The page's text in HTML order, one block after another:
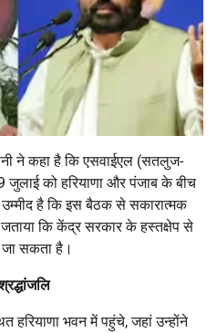
ने कहा है कि एसवाईएल (सतलुज-
जुलाई को हरियाणा और पंजाब के बीच
है कि इस बैठक से सकारात्मक
कि केंद्र सरकार के हस्तक्षेप से
जा सकता है।
हरियाणा भवन में पहुंचे, जहां उन्होंने